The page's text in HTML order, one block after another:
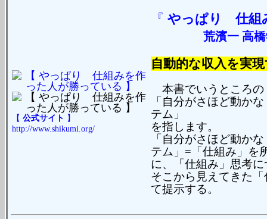
【 公式サイト 】
http://www.shikumi.org/
『 やっぱり 仕組
荒濱一 高
自動的な収入を実
本書でいうところの
「自分がさほど動か
テム」
を指します。
「自分がさほど動か
テム」=「仕組み」を
に、「仕組み」思考
そこから見えてきた
て提示する。